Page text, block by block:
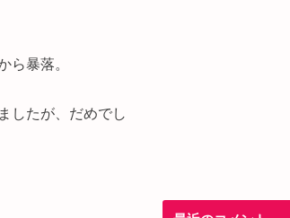
ら暴落。
したが、だめでし